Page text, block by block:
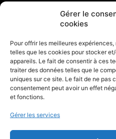
Gérer le
cookies
Pour offrir les meilleures
telles que les cookies pour stocker
appareils. Le fait de consentir à ces
traiter des données telles que le
uniques sur ce site. Le fait de ne pas
consentement peut avoir un effet
et fonctions.
Gérer les services
A
Qui
LIENS